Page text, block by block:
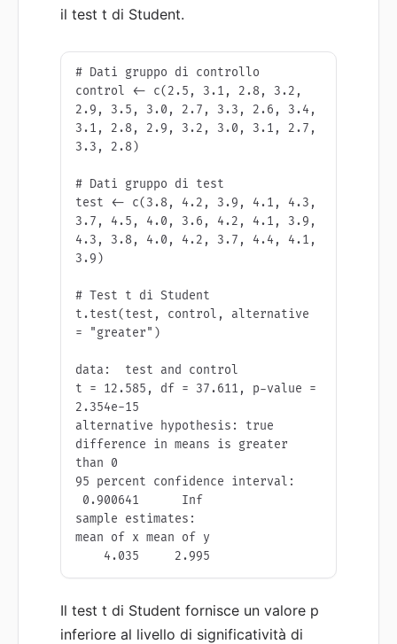
il test t di Student.
# Dati gruppo di controllo
control <- c(2.5, 3.1, 2.8, 3.2,
2.9, 3.5, 3.0, 2.7, 3.3, 2.6, 3.4,
3.1, 2.8, 2.9, 3.2, 3.0, 3.1, 2.7,
3.3, 2.8)
# Dati gruppo di test
test <- c(3.8, 4.2, 3.9, 4.1, 4.3,
3.7, 4.5, 4.0, 3.6, 4.2, 4.1, 3.9,
4.3, 3.8, 4.0, 4.2, 3.7, 4.4, 4.1,
3.9)
# Test t di Student
t.test(test, control, alternative
= "greater")
data:  test and control
t = 12.585, df = 37.611, p-value =
2.354e-15
alternative hypothesis: true
difference in means is greater
than 0
95 percent confidence interval:
sample estimates:
mean of x mean of y
    4.035     2.995
Il test t di Student fornisce un valore p
inferiore al livello di significatività di